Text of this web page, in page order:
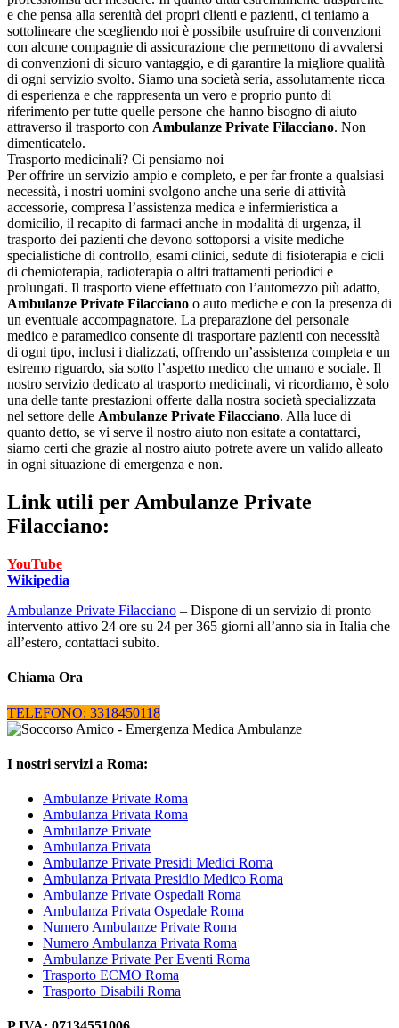
e che pensa alla serenità dei propri clienti e pazienti, ci teniamo a
sottolineare che scegliendo noi è possibile usufruire di convenzioni
con alcune compagnie di assicurazione che permettono di avvalersi
di convenzioni di sicuro vantaggio, e di garantire la migliore qualità
di ogni servizio svolto. Siamo una società seria, assolutamente ricca
di esperienza e che rappresenta un vero e proprio punto di
riferimento per tutte quelle persone che hanno bisogno di aiuto
attraverso il trasporto con Ambulanze Private Filacciano. Non
dimenticatelo.
Trasporto medicinali? Ci pensiamo noi
Per offrire un servizio ampio e completo, e per far fronte a qualsiasi
necessità, i nostri uomini svolgono anche una serie di attività
accessorie, compresa l’assistenza medica e infermieristica a
domicilio, il recapito di farmaci anche in modalità di urgenza, il
trasporto dei pazienti che devono sottoporsi a visite mediche
specialistiche di controllo, esami clinici, sedute di fisioterapia e cicli
di chemioterapia, radioterapia o altri trattamenti periodici e
prolungati. Il trasporto viene effettuato con l’automezzo più adatto,
Ambulanze Private Filacciano o auto mediche e con la presenza di
un eventuale accompagnatore. La preparazione del personale
medico e paramedico consente di trasportare pazienti con necessità
di ogni tipo, inclusi i dializzati, offrendo un’assistenza completa e un
estremo riguardo, sia sotto l’aspetto medico che umano e sociale. Il
nostro servizio dedicato al trasporto medicinali, vi ricordiamo, è solo
una delle tante prestazioni offerte dalla nostra società specializzata
nel settore delle Ambulanze Private Filacciano. Alla luce di
quanto detto, se vi serve il nostro aiuto non esitate a contattarci,
siamo certi che grazie al nostro aiuto potrete avere un valido alleato
in ogni situazione di emergenza e non.
Link utili per Ambulanze Private
Filacciano:
YouTube
Wikipedia
Ambulanze Private Filacciano – Dispone di un servizio di pronto
intervento attivo 24 ore su 24 per 365 giorni all’anno sia in Italia che
all’estero, contattaci subito.
Chiama Ora
TELEFONO: 3318450118
I nostri servizi a Roma:
Ambulanze Private Roma
Ambulanza Privata Roma
Ambulanze Private
Ambulanza Privata
Ambulanze Private Presidi Medici Roma
Ambulanza Privata Presidio Medico Roma
Ambulanze Private Ospedali Roma
Ambulanza Privata Ospedale Roma
Numero Ambulanze Private Roma
Numero Ambulanza Privata Roma
Ambulanze Private Per Eventi Roma
Trasporto ECMO Roma
Trasporto Disabili Roma